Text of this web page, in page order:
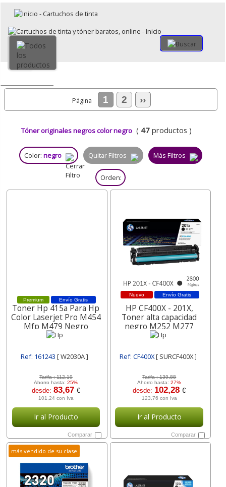
Volver
Página 1 2 ››
Tóner originales negros color negro ( 47productos )
Color: negro Quitar Filtros Más Filtros
Orden:
Envío Gratis
Premium
Toner Hp 415a Para Hp
Color Laserjet Pro M454
Mfp M479 Negro
W2030a
Ref: 161243[ W2030A ]
Tarifa :112,19
Ahorro hasta:25%
desde: 83,67 €
101,24 con Iva
Ir al Producto
Comparar
Envío Gratis
Nuevo
HP CF400X - 201X,
Toner alta capacidad
negro M252 M277
Ref: CF400X[ SURCF400X ]
Tarifa :139,88
Ahorro hasta:27%
desde: 102,28€
123,76 con Iva
Ir al Producto
Comparar
más vendido de su clase